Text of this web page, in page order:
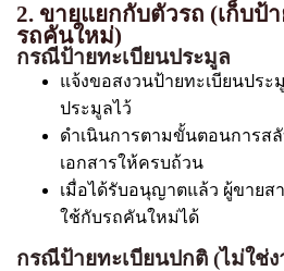
2. ขายแยกกับตัวรถ (เก็บป้
รถคันใหม่)
กรณีป้ายทะเบียนประมูล
แจ้งขอสงวนป้ายทะเบียนปร
ประมูลไว้
ดำเนินการตามขั้นตอนการสลั
เอกสารให้ครบถ้วน
เมื่อได้รับอนุญาตแล้ว ผู้ขายส
ใช้กับรถคันใหม่ได้
กรณีป้ายทะเบียนปกติ (ไม่ใช่